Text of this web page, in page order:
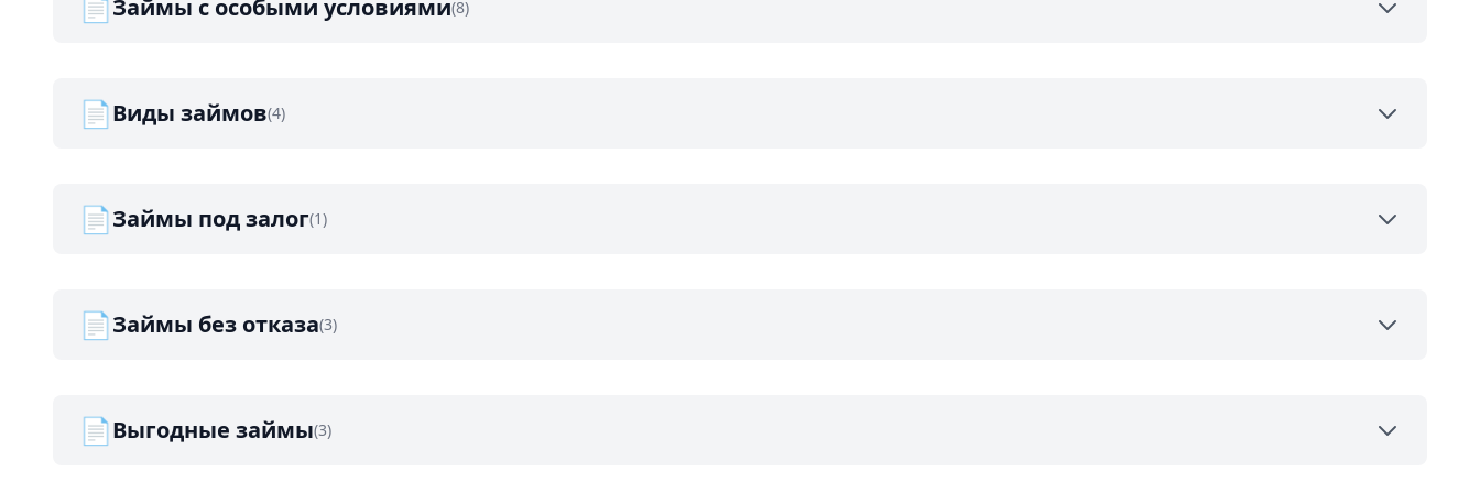
Займы с особыми условиями(8)
📄Виды займов(4)
📄Займы под залог(1)
📄Займы без отказа(3)
📄Выгодные займы(3)